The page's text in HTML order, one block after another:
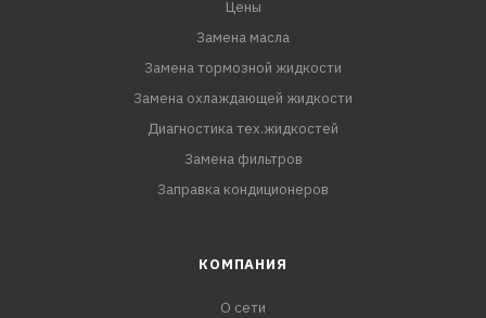
Цены
Замена масла
Замена тормозной жидкости
Замена охлаждающей жидкости
Диагностика тех.жидкостей
Замена фильтров
Заправка кондиционеров
КОМПАНИЯ
О сети